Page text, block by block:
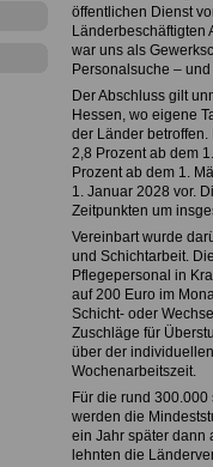
öffentlichen Dienst
Länderbeschäftigten
war uns als
Personalsuche –
Der Abschluss gilt
Hessen, wo eigene
der Länder
2,8 Prozent ab dem
Prozent ab dem 1.
1. Januar 2028 vor.
Zeitpunkten um
Vereinbart wurde
und Schichtarbeit.
Pflegepersonal in
auf 200 Euro im
Schicht- oder
Zuschläge für
über der
Wochenarbeitszeit.
Für die rund
werden die
ein Jahr später dann
lehnten die